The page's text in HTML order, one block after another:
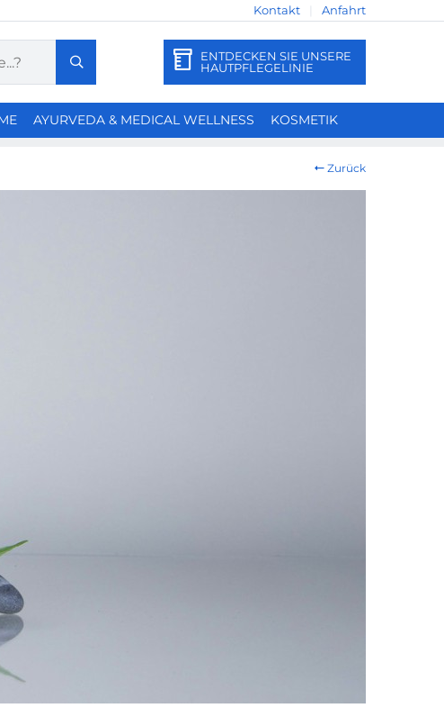
Kontakt Anfahrt
more
characters
ENTDECKEN SIE UNSERE
HAUTPFLEGELINIE
AYURVEDA & MEDICAL WELLNESS KOSMETIK
Zurück